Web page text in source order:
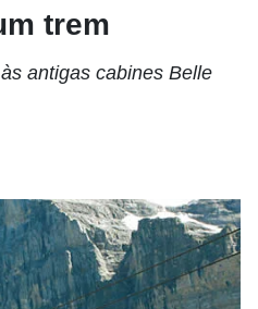
trem
antigas cabines Belle